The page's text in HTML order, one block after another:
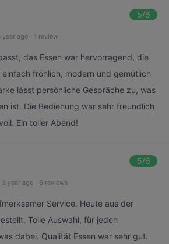
5/6
year ago · 1 review
das Essen war hervorragend, die
einfach fröhlich, modern und gemütlich
lässt persönliche Gespräche zu, was
ist. Die Bedienung war sehr freundlich
Ein toller Abend!
5/6
a year ago · 6 reviews
Service. Heute aus der
Tolle Auswahl, für jeden
dabei. Qualität Essen war sehr gut.